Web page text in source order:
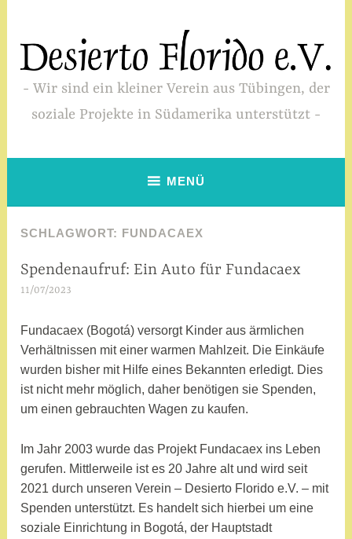
springen
Wir sind ein kleiner Verein aus Tübingen, der
soziale Projekte in Südamerika unterstützt
MENÜ
SCHLAGWORT: FUNDACAEX
SPENDENAUFRUFE
Spendenaufruf: Ein Auto für Fundacaex
11/07/2023
r
i
a
m
Fundacaex (Bogotá) versorgt Kinder aus ärmlichen
Verhältnissen mit einer warmen Mahlzeit. Die Einkäufe
wurden bisher mit Hilfe eines Bekannten erledigt. Dies
ist nicht mehr möglich, daher benötigen sie Spenden,
um einen gebrauchten Wagen zu kaufen.
Im Jahr 2003 wurde das Projekt Fundacaex ins Leben
gerufen. Mittlerweile ist es 20 Jahre alt und wird seit
2021 durch unseren Verein – Desierto Florido e.V. – mit
Spenden unterstützt. Es handelt sich hierbei um eine
soziale Einrichtung in Bogotá, der Hauptstadt